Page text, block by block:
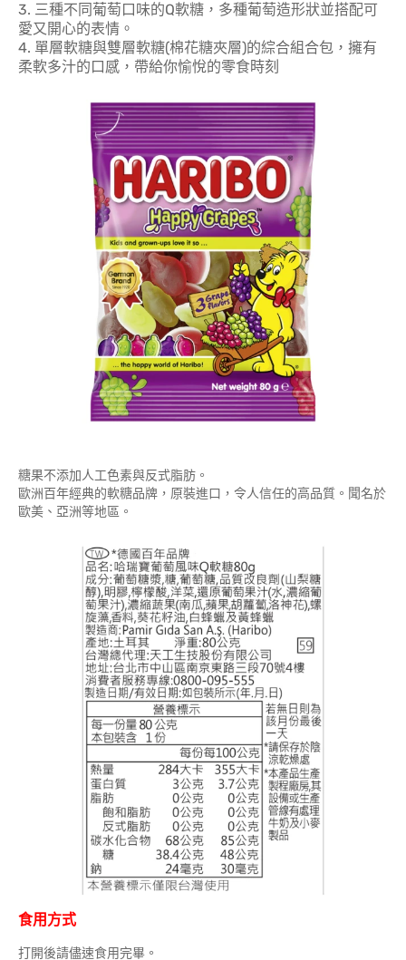
3. 三種不同葡萄口味的Q軟糖，多種葡萄造形狀並搭配可
愛又開心的表情。
4. 單層軟糖與雙層軟糖(棉花糖夾層)的綜合組合包，擁有
柔軟多汁的口感，帶給你愉悅的零食時刻
糖果不添加人工色素與反式脂肪。
歐洲百年經典的軟糖品牌，原裝進口，令人信任的高品質。聞名於
歐美、亞洲等地區。
食用方式
打開後請儘速食用完畢。